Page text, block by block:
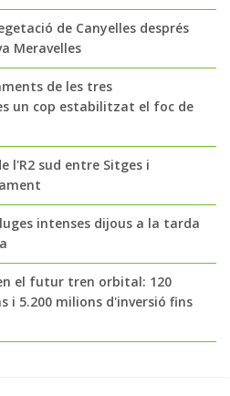
de Canyelles després
Meravelles
de les tres
un cop estabilitzat el foc de
l'R2 sud entre Sitges i
intenses dijous a la tarda
el futur tren orbital: 120
i 5.200 milions d'inversió fins